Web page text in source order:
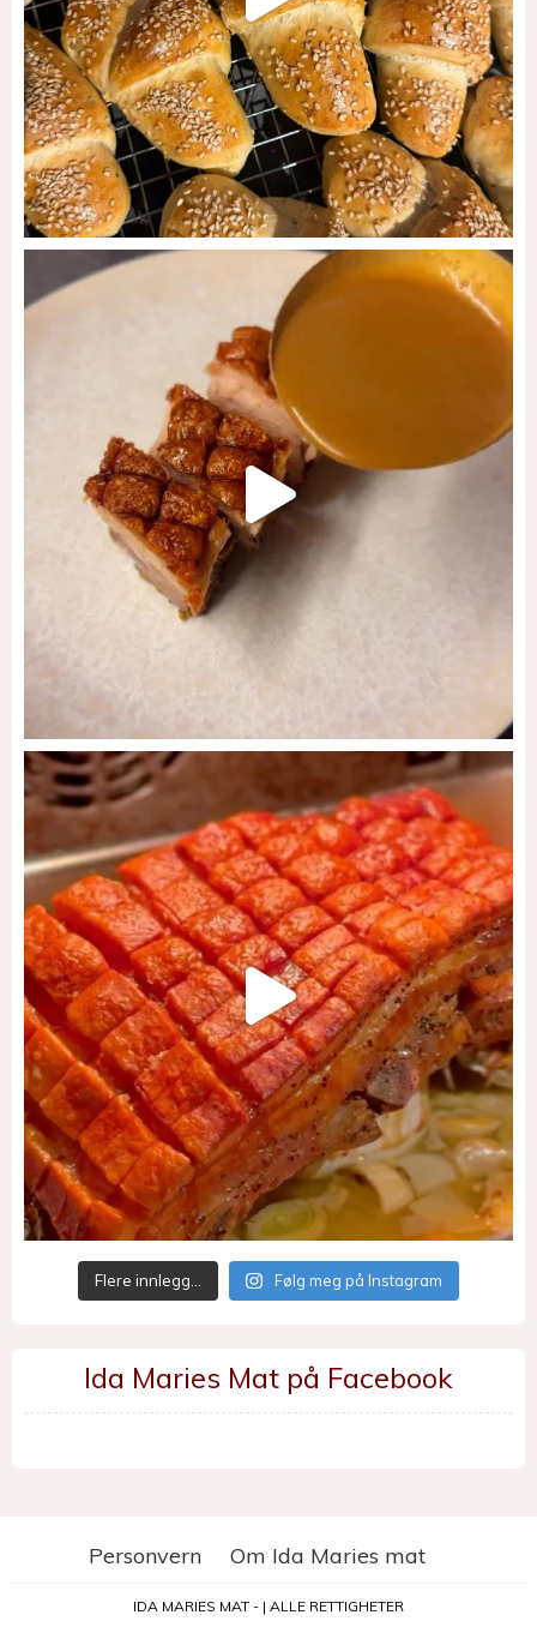
Flere innlegg… Følg meg på Instagram
Ida Maries Mat på Facebook
Personvern Om Ida Maries mat
IDA MARIES MAT - | ALLE RETTIGHETER